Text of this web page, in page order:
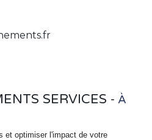
SERVICES - À
et optimiser l'impact de votre